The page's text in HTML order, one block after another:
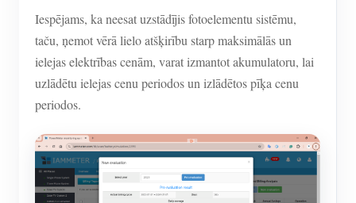
Iespējams, ka neesat uzstādījis fotoelementu sistēmu,
taču, ņemot vērā lielo atšķirību starp maksimālās un
ielejas elektrības cenām, varat izmantot akumulatoru, lai
uzlādētu ielejas cenu periodos un izlādētos pīķa cenu
periodos.